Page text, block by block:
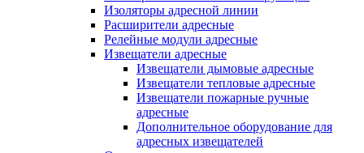
Изоляторы адресной линии
Расширители адресные
Релейные модули адресные
Извещатели адресные
Извещатели дымовые адресные
Извещатели тепловые адресные
Извещатели пожарные ручные
адресные
Дополнительное оборудование для
адресных извещателей